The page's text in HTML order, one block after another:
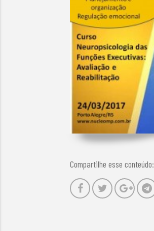
Compartilhe esse conteúdo: